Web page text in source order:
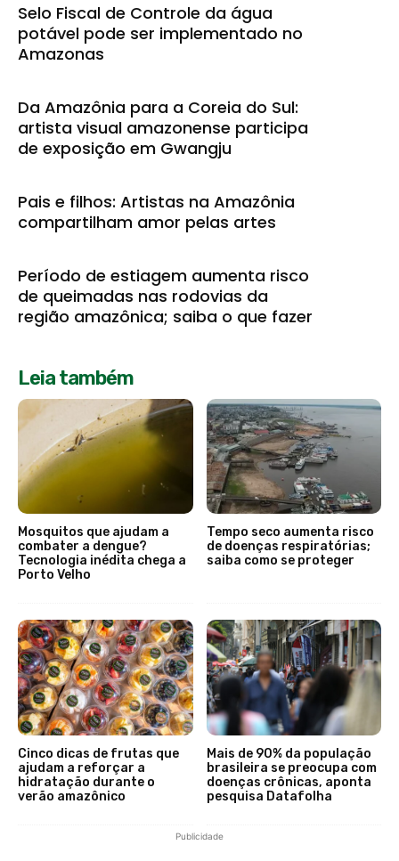
Selo Fiscal de Controle da água
potável pode ser implementado no
Amazonas
Da Amazônia para a Coreia do Sul:
artista visual amazonense participa
de exposição em Gwangju
Pais e filhos: Artistas na Amazônia
compartilham amor pelas artes
Período de estiagem aumenta risco
de queimadas nas rodovias da
região amazônica; saiba o que fazer
Leia também
Mosquitos que ajudam a
combater a dengue?
Tecnologia inédita chega a
Porto Velho
Tempo seco aumenta risco
de doenças respiratórias;
saiba como se proteger
Cinco dicas de frutas que
ajudam a reforçar a
hidratação durante o
verão amazônico
Mais de 90% da população
brasileira se preocupa com
doenças crônicas, aponta
pesquisa Datafolha
Publicidade